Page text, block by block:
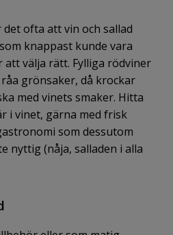
ofta att vin och sallad
knappast kunde vara
att välja rätt. Fylliga rödviner
grönsaker, då krockar
med vinets smaker. Hitta
i vinet, gärna med frisk
som dessutom
nyttig (nåja, salladen i alla